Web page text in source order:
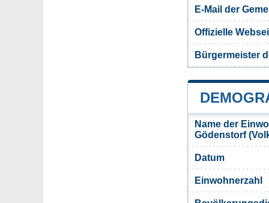
E-Mail der
Offizielle
Bürgermeister
Name der
Gödenstorf
Datum
Einwohnerzahl